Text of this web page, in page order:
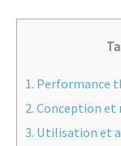
1. Performance
2. Conception et
3. Utilisation et